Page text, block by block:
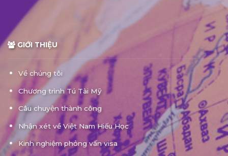
GIỚI THIỆU
Về chúng tôi
Chương trình Tú Tài Mỹ
Câu chuyện thành công
Nhận xét về Việt Nam Hiếu Học
Kinh nghiệm phỏng vấn visa